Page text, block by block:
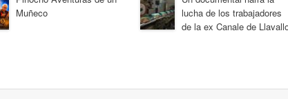
Muñeco
lucha de los trabajadores
de la ex Canale de